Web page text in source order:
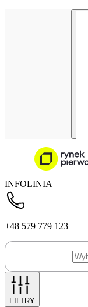
INFOLINIA
+48 579 779 123
FILTRY